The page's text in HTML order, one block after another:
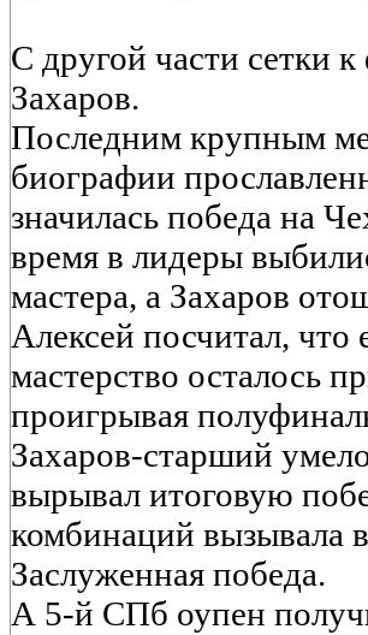
С другой части сетки
Захаров.
Последним крупным
биографии
значилась победа на
время в лидеры
мастера, а Захаров
Алексей посчитал,
мастерство осталось
проигрывая
Захаров-старший
вырывал итоговую
комбинаций вызывала
Заслуженная победа.
А 5-й СПб оупен